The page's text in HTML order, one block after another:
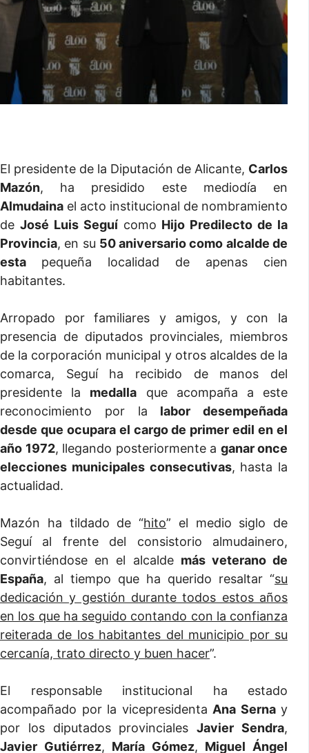
El presidente de la Diputación de Alicante, Carlos
Mazón, ha presidido este mediodía en
Almudaina el acto institucional de nombramiento
de José Luis Seguícomo Hijo Predilecto de la
Provincia, en su 50 aniversario como alcalde de
esta pequeña localidad de apenas cien
habitantes.
Arropado por familiares y amigos, y con la
presencia de diputados provinciales, miembros
de la corporación municipal y otros alcaldes de la
comarca, Seguí ha recibido de manos del
presidente la medalla que acompaña a este
reconocimiento por la labor desempeñada
desde que ocupara el cargo de primer edil en el
año 1972, llegando posteriormente a ganar once
elecciones municipales consecutivas, hasta la
actualidad.
Mazón ha tildado de “hito” el medio siglo de
Seguí al frente del consistorio almudainero,
convirtiéndose en el alcalde más veterano de
España, al tiempo que ha querido resaltar “su
dedicación y gestión durante todos estos años
en los que ha seguido contando con la confianza
reiterada de los habitantes del municipio por su
cercanía, trato directo y buen hacer”.
El responsable institucional ha estado
acompañado por la vicepresidenta Ana Sernay
por los diputados provincialesJavier Sendra,
Javier Gutiérrez, María Gómez, Miguel Ángel